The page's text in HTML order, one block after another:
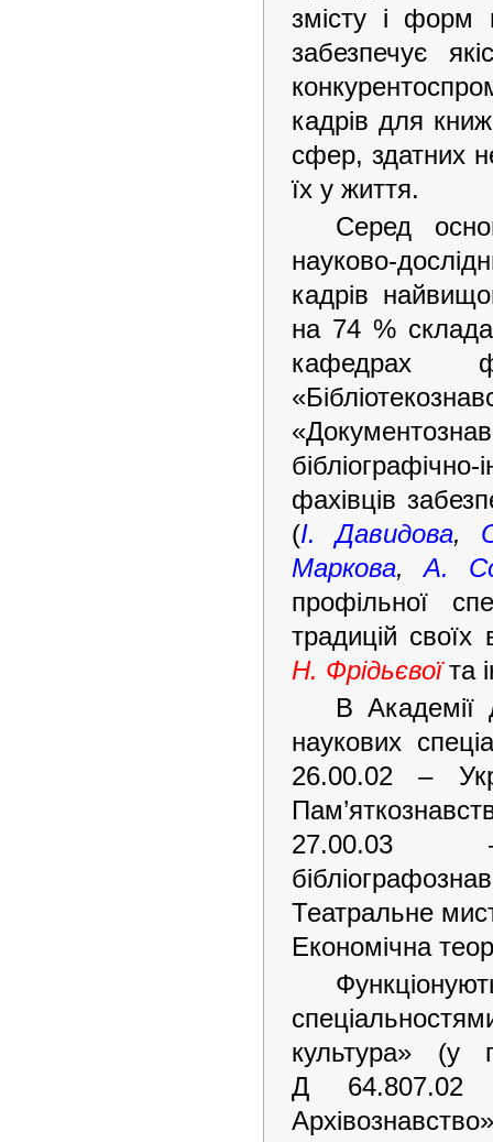
змісту і форм
забезпечує
кадрів для
сфер, здатних
їх у життя.
Серед
науково-
кадрів
на 74 %
кафедрах
фахівців
(І. Давидова,
Маркова,А.
профільної
традицій своїх
Н. Фрідьєвої та
В Академії
наукових
26.00.02 –
27.00.03 –
Театральне
Економічна
культура» (у
Д 64.807.02